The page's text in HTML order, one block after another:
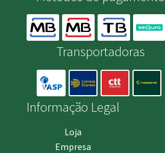
Transportadoras
Informação Legal
Loja
Empresa